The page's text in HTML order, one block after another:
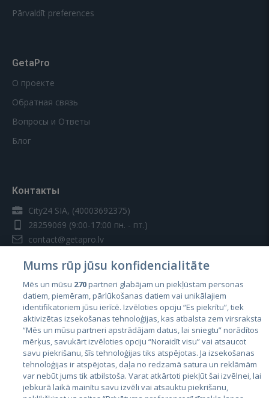
Pārvaldīt preferences
GetaPro
О проекте
Обратная связь
Вопросы и Ответы
Блог
Контакты
City24 SIA, (40003692375)
28259069 (9:00-17:00 пн. - пт.)
contact@getapro.lv
Страны
Эстония
Латвия
Литва
Mums rūp jūsu konfidencialitāte
Mēs un mūsu 270partneri glabājam un piekļūstam personas
datiem, piemēram, pārlūkošanas datiem vai unikālajiem
identifikatoriem jūsu ierīcē. Izvēloties opciju “Es piekrītu”, tiek
aktivizētas izsekošanas tehnoloģijas, kas atbalsta zem virsraksta
“Mēs un mūsu partneri apstrādājam datus, lai sniegtu” norādītos
mērķus, savukārt izvēloties opciju “Noraidīt visu” vai atsaucot
savu piekrišanu, šīs tehnoloģijas tiks atspējotas. Ja izsekošanas
tehnoloģijas ir atspējotas, daļa no redzamā satura un reklāmām
var nebūt jums tik atbilstoša. Varat atkārtoti piekļūt šai izvēlnei, lai
jebkurā laikā mainītu savu izvēli vai atsauktu piekrišanu,